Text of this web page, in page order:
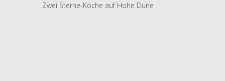
Zwei Sterne-Köche auf Hohe Düne